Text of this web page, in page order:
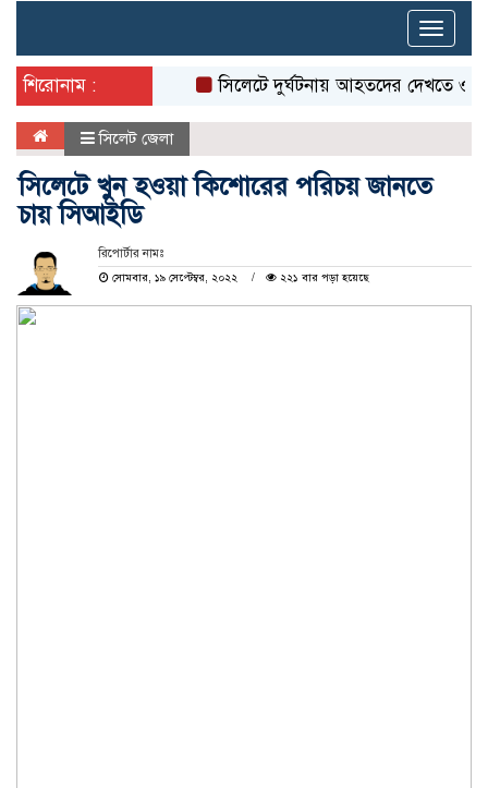
Toggle
শিরোনাম :
সিলেটে দুর্ঘটনায় আহতদের দেখতে ওসমানী
সিলেট জেলা
সিলেটে খুন হওয়া কিশােরের পরিচয় জানতে
চায় সিআইডি
রিপোর্টার নামঃ
সোমবার, ১৯ সেপ্টেম্বর, ২০২২
২২১ বার পড়া হয়েছে